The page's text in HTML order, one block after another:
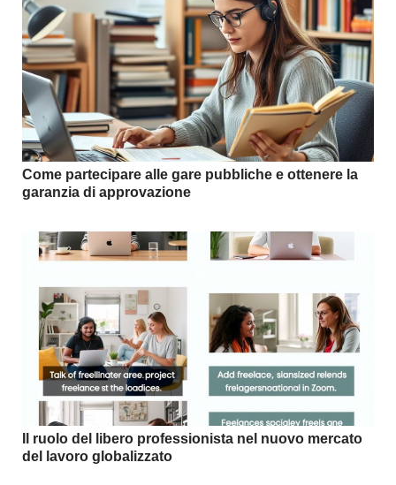
Come partecipare alle gare pubbliche e ottenere la
garanzia di approvazione
Il ruolo del libero professionista nel nuovo mercato
del lavoro globalizzato